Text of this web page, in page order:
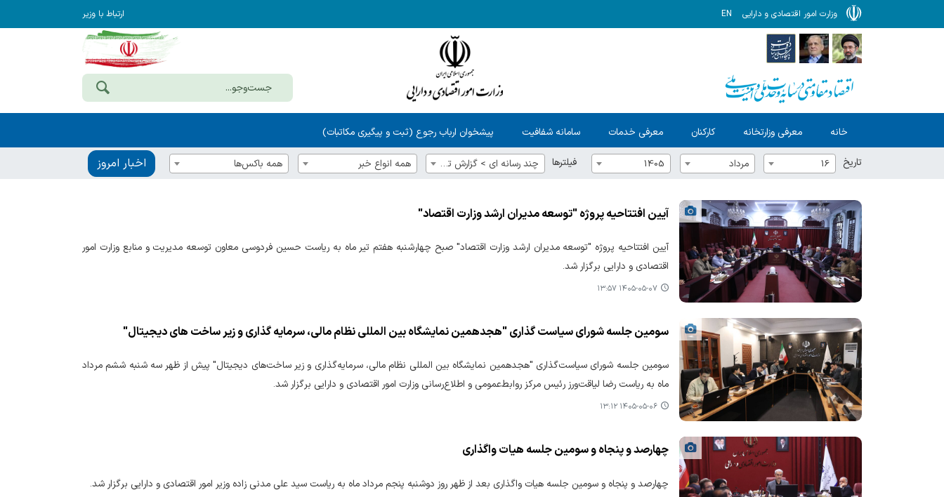
وزارت امور اقتصادی و دارایی EN ارتباط با وزیر
خانه معرفی وزارتخانه کارکنان معرفی خدمات سامانه شفافیت پیشخوان ارباب رجوع (ثبت و پیگیری مکاتبات)
تاریخ 16 مرداد 1405 فیلترها چند رسانه ای > گزارش‌ تصویری همه انواع خبر همه باکس‌ها اخبار امروز
آیین افتتاحیه پروژه "توسعه مدیران ارشد وزارت اقتصاد"
آیین افتتاحیه پروژه "توسعه مدیران ارشد وزارت اقتصاد" صبح چهارشنبه هفتم تیر ماه به ریاست حسین فردوسی معاون توسعه مدیریت و منابع وزارت امور
اقتصادی و دارایی برگزار شد.
۱۴۰۵-۰۵-۰۷ ۱۳:۵۷
سومین جلسه شورای سیاست گذاری "هجدهمین نمایشگاه بین المللی نظام مالی، سرمایه گذاری و زیر ساخت های دیجیتال"
سومین جلسه شورای سیاست‌گذاری "هجدهمین نمایشگاه بین المللی نظام مالی، سرمایه‌گذاری و زیر ساخت‌های دیجیتال" پیش از ظهر سه شنبه ششم مرداد
ماه به ریاست رضا لیاقت‌ورز رئیس مرکز روابط‌عمومی و اطلاع‌رسانی وزارت امور اقتصادی و دارایی برگزار شد.
۱۴۰۵-۰۵-۰۶ ۱۳:۱۲
چهارصد و پنجاه و سومین جلسه هیات واگذاری
چهارصد و پنجاه و سومین جلسه هیات واگذاری بعد از ظهر روز دوشنبه پنجم مرداد ماه به ریاست سید علی مدنی زاده وزیر امور اقتصادی و دارایی برگزار شد.